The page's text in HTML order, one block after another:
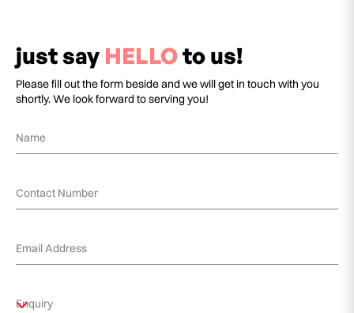
just say HELLOto us!
Please fill out the form beside and we will get in touch with you
shortly. We look forward to serving you!